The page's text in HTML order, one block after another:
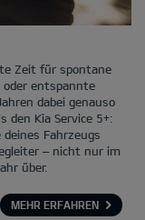
Zeit für spontane
oder entspannte
dabei genauso
den Kia Service 5+:
Fahrzeugs
– nicht nur im
über.
MEHR ERFAHREN